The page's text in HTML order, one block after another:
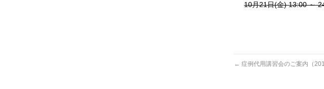
10月21日(金) 13:00 ～
← 症例代用講習会のご案内（